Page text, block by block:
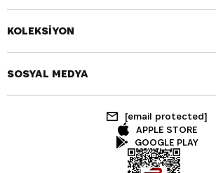
KOLEKSİYON
SOSYAL MEDYA
[email protected]
APPLE STORE
GOOGLE PLAY